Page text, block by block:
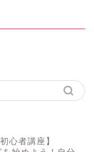
心者講座】